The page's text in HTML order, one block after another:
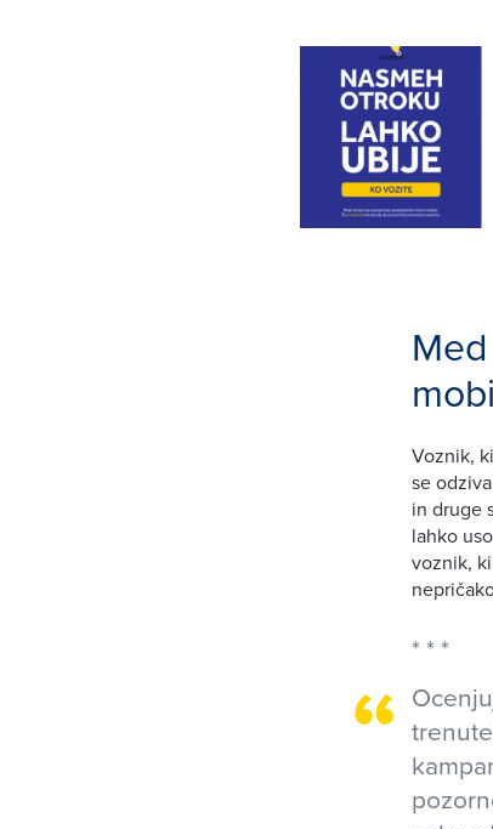
Voznik,
se
in druge
lahko
voznik,